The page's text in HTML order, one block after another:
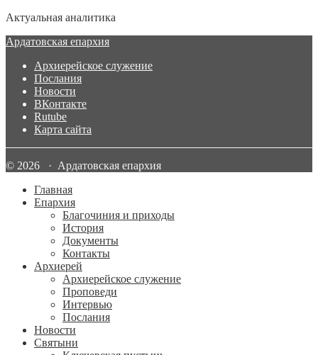
Актуальная аналитика
Ардатовская епархия
Архиерейское служение
Послания
Новости
ВКонтакте
Rutube
Карта сайта
© 2026 · Ардатовская епархия
Главная
Епархия
Благочиния и приходы
История
Документы
Контакты
Архиерей
Архиерейское служение
Проповеди
Интервью
Послания
Новости
Святыни